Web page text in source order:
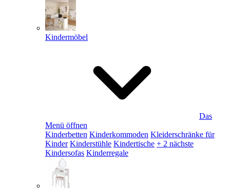
Kindermöbel
Das
Menü öffnen
Kinderbetten Kinderkommoden Kleiderschränke für
Kinder Kinderstühle Kindertische + 2 nächste
Kindersofas Kinderregale